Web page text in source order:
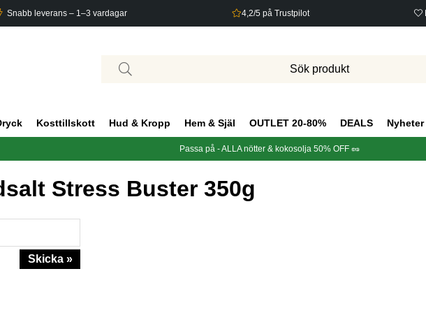
Snabb leverans – 1–3 vardagar 4,2/5 på Trustpilot
Kosttillskott Hud & Kropp Hem & Själ OUTLET 20-80% DEALS Nyheter
Passa på - ALLA nötter & kokosolja 50% OFF 🥜
Stress Buster 350g
Skicka »